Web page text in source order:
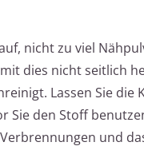
nicht zu viel
dies nicht seitlich
Lassen Sie die
Sie den Stoff
und